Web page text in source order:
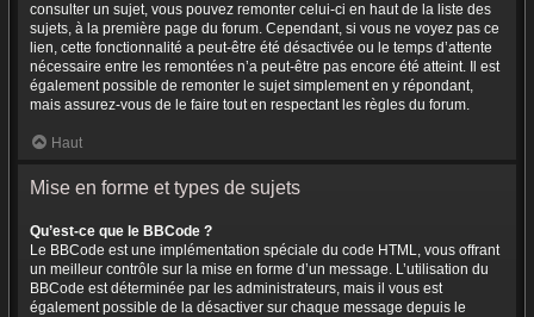
consulter un sujet, vous pouvez remonter celui-ci en haut de la liste des
sujets, à la première page du forum. Cependant, si vous ne voyez pas ce
lien, cette fonctionnalité a peut-être été désactivée ou le temps d’attente
nécessaire entre les remontées n’a peut-être pas encore été atteint. Il est
également possible de remonter le sujet simplement en y répondant,
mais assurez-vous de le faire tout en respectant les règles du forum.
Haut
Mise en forme et types de sujets
Qu’est-ce que le BBCode ?
Le BBCode est une implémentation spéciale du code HTML, vous offrant
un meilleur contrôle sur la mise en forme d’un message. L’utilisation du
BBCode est déterminée par les administrateurs, mais il vous est
également possible de la désactiver sur chaque message depuis le